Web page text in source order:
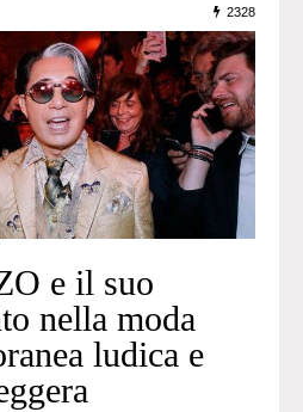
2328
e il suo
nella moda
ludica e